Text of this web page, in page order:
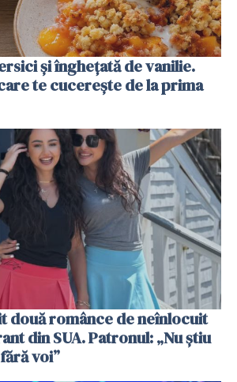
și înghețată de vanilie.
te cucerește de la prima
două românce de neînlocuit
din SUA. Patronul: „Nu știu
voi”